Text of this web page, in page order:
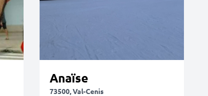
Anaïse
73500, Val-Cenis